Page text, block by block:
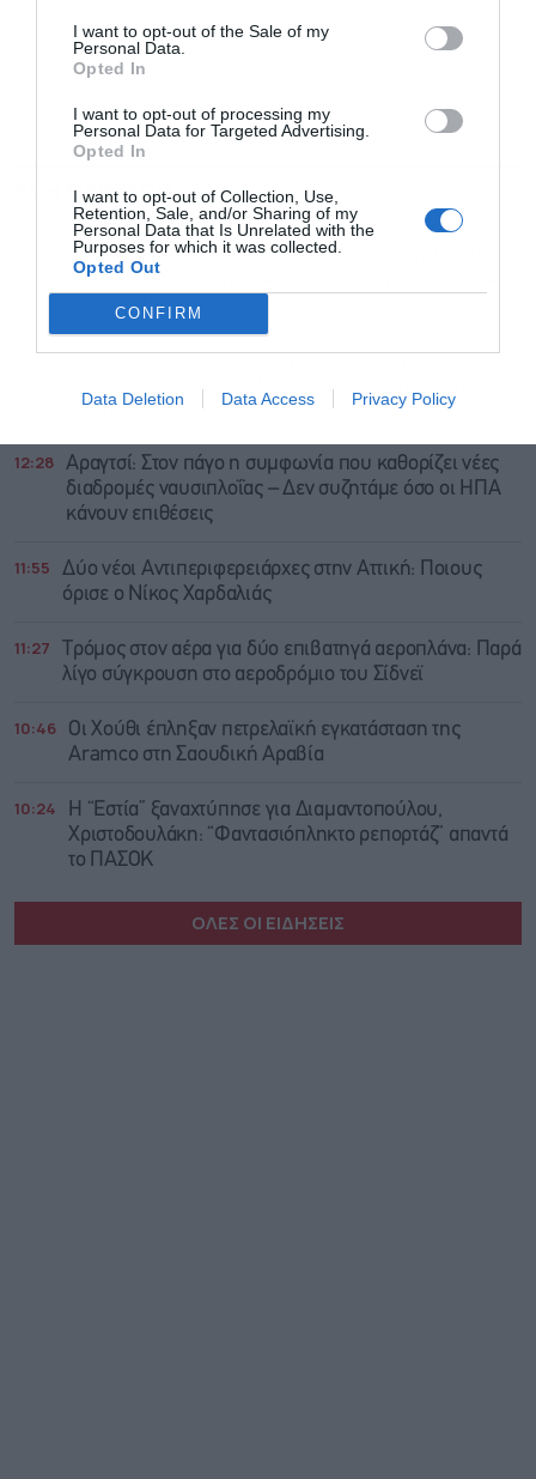
I want to opt-out of the Sale of my
Personal Data.
Opted In
I want to opt-out of processing my
Personal Data for Targeted Advertising.
Opted In
I want to opt-out of Collection, Use,
Retention, Sale, and/or Sharing of my
Personal Data that Is Unrelated with the
Purposes for which it was collected.
Opted Out
CONFIRM
Data Deletion Data Access Privacy Policy
ΡΟΗ ΕΙΔΗΣΕΩΝ ΔΗΜΟΦΙΛΗ
Η Ελλάδα κερδίζει τους Ευρωπαίους ανταγωνιστές
στον τομέα των εξαγωγών: Άνοδος μεριδίων σε 9 από
11 κλάδους
12:54 Μεγάλη έξοδος των εκδρομέων του Αυγούστου:
Ραφήνα, Λαύριο
12:28 Αραγτσί: Στον πάγο η συμφωνία που καθορίζει νέες
διαδρομές ναυσιπλοΐας – Δεν συζητάμε όσο οι ΗΠΑ
κάνουν επιθέσεις
11:55
Δύο νέοι Αντιπεριφερειάρχες στην Αττική: Ποιους
όρισε ο Νίκος Χαρδαλιάς
11:27
Τρόμος στον αέρα για δύο επιβατηγά αεροπλάνα: Παρά
λίγο σύγκρουση στο αεροδρόμιο του Σίδνεϊ
10:46
Οι Χούθι έπληξαν πετρελαϊκή εγκατάσταση της
Aramco στη Σαουδική Αραβία
10:24
Η “Εστία” ξαναχτύπησε για Διαμαντοπούλου,
Χριστοδουλάκη: “Φαντασιόπληκτο ρεπορτάζ” απαντά
το ΠΑΣΟΚ
ΟΛΕΣ ΟΙ ΕΙΔΗΣΕΙΣ